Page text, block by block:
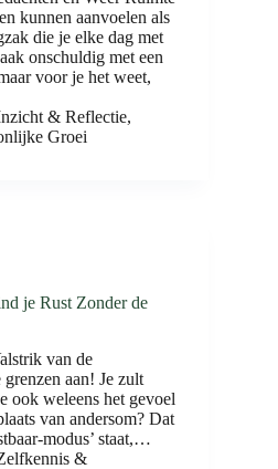
kunnen aanvoelen als
die je elke dag met
onschuldig met een
voor je het weet,
& Reflectie,
Groei
je Rust Zonder de
van de
aan! Je zult
ook weleens het gevoel
van andersom? Dat
modus’ staat,…
&